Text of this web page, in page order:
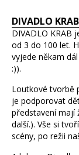
DIVADLO KRAB
DIVADLO KRAB
od 3 do 100 let.
vyjede někam
:)).
Loutkové tvorbě
je podporovat
představení mají
další.). Vše si
scény, po režii